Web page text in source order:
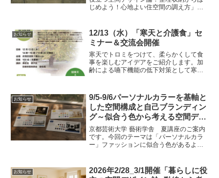
じめよう！心地よい住空間の調え方」の
は、下記URLからご覧ください。春から
のコト始め、整理収納で...
お知らせ
12/13（水）「寒天と介護食」セ
ミナー＆交流会開催
寒天でトロミをつけて、柔らかくして食
事を楽しむアイデアをご紹介します。加
齢による嚥下機能の低下対策として寒天
話ししていただきます。寒天は海洋に育
つ天草からできたもの。そ...
お知らせ
9/5-9/6パーソナルカラーを基軸と
した空間構成と自己ブランディン
グ～似合う色から考える空間デザ
イン
京都芸術大学 藝術学舎 夏講座のご案内
です。今回のテーマは「パーソナルカラ
ー」ファッションに似合う色があるよう
分」を基準に色を考えるため、色彩を初
めて学ぶ方にも分かりやす...
お知らせ
2026年2/28_3/1開催「暮らしに役